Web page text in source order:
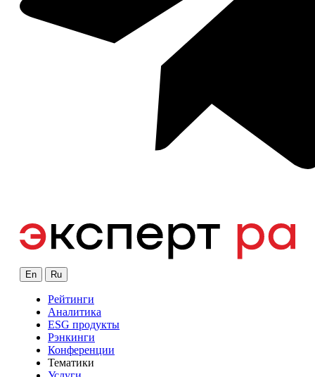
En Ru
Рейтинги
Аналитика
ESG продукты
Рэнкинги
Конференции
Тематики